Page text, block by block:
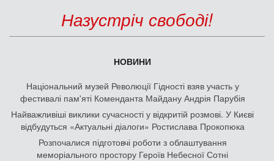
Назустріч свободі!
НОВИНИ
Національний музей Революції Гідності взяв участь у
фестивалі пам'яті Коменданта Майдану Андрія Парубія
Найважливіші виклики сучасності у відкритій розмові. У Києві
відбудуться «Актуальні діалоги» Ростислава Прокопюка
Розпочалися підготовчі роботи з облаштування
меморіального простору Героїв Небесної Сотні